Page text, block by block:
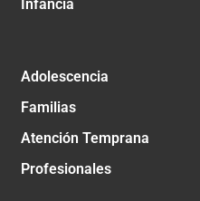
Infancia
Adolescencia
Familias
Atención Temprana
Profesionales